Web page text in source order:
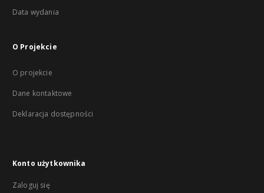
Data wydania
O Projekcie
O projekcie
Dane kontaktowe
Deklaracja dostępności
Konto użytkownika
Zaloguj się